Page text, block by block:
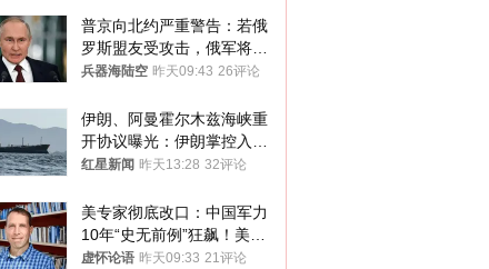
普京向北约严重警告：若俄
罗斯盟友受攻击，俄军将动
用核武器保护
兵器海陆空 昨天09:43 26评论
伊朗、阿曼霍尔木兹海峡重
开协议曝光：伊朗掌控入湾
航道，与阿曼平分“服务费”
红星新闻 昨天13:28 32评论
美专家彻底改口：中国军力
10年“史无前例”狂飙！美军
真慌了
虚怀论语 昨天09:33 21评论